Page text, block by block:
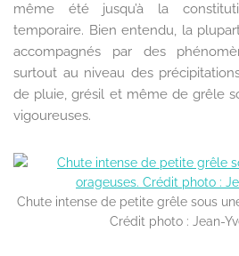
même été jusqu’à la
temporaire. Bien entendu, la
accompagnés par des
surtout au niveau des
de pluie, grésil et même de grêle
vigoureuses.
Chute intense de petite grêle sous
Crédit photo : Jean-